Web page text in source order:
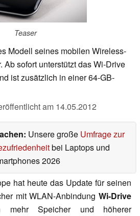
Teaser
Modell seines mobilen Wireless-
Ab sofort unterstützt das Wi-Drive
ist zusätzlich in einer 64-GB-
am 14.05.2012
Unsere große Umfrage zur
bei Laptops und
2026
hat heute das Update für seinen
mit WLAN-Anbindung Wi-Drive
mehr Speicher und höherer